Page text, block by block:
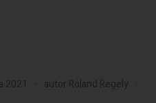
2021 autor Roland Regely